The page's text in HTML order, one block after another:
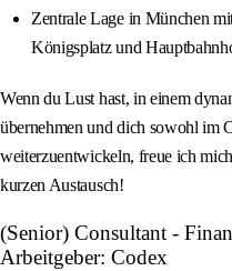
Zentrale Lage in München
Königsplatz und
Wenn du Lust hast, in einem
übernehmen und dich sowohl im
weiterzuentwickeln, freue ich
kurzen Austausch!
(Senior) Consultant -
Arbeitgeber: Codex